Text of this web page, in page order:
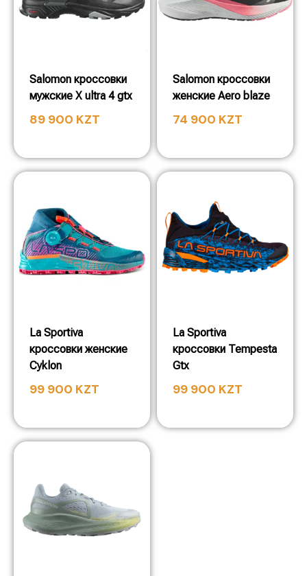
Salomon кроссовки
мужские X ultra 4 gtx
89 900 KZT
Salomon кроссовки
женские Aero blaze
74 900 KZT
La Sportiva
кроссовки женские
Cyklon
99 900 KZT
La Sportiva
кроссовки Tempesta
Gtx
99 900 KZT